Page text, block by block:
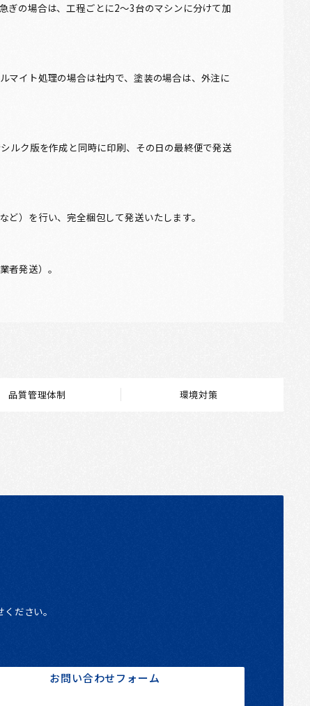
ぎの場合は、工程ごとに2～3台のマシンに分けて加
マイト処理の場合は社内で、塗装の場合は、外注に
ルク版を作成と同時に印刷、その日の最終便で発送
）を行い、完全梱包して発送いたします。
者発送）。
品質管理体制 環境対策
ださい。
お問い合わせフォーム